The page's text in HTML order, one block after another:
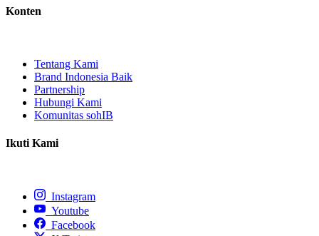
Konten
Tentang Kami
Brand Indonesia Baik
Partnership
Hubungi Kami
Komunitas sohIB
Ikuti Kami
Instagram
Youtube
Facebook